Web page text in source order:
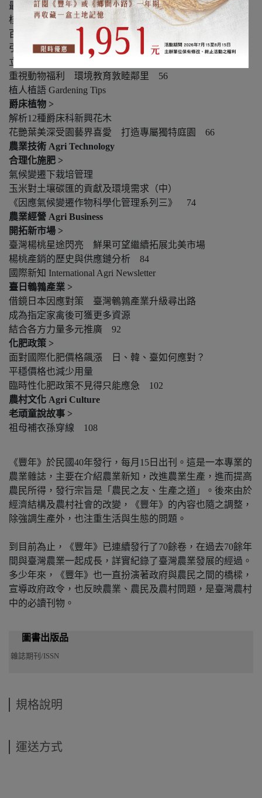
最高標準執行安全管制 信功從屠宰到加工嚴密控管
核心價值美味與衛生 豬肉產品布局東亞 44
百億基金助攻 楊梅毛豬產銷班設施智慧升級
引入環控建立管理SOP 省工又節能 50
立富畜牧場精準飼養轉戰產銷一條龍
重視動物福利 環境教育敦睦鄰里 56
植人植語 Gardening Tips
爵床植物 >
解析12種爵床科新興花木
花艷葉美深受園藝界喜愛 打造專屬獨特庭園 66
農業技術 Agri Technology
合理化施肥 >
氣候變遷下栽培管理
玉米對土壤碳匯的貢獻及環境需求（中）
《因應氣候變遷作物科學化管理系列三》 74
農業經營 Agri Business
開拓新市場 >
臺灣楊桃星途閃亮 鮮果可望繼續拓展北美市場
楊桃產銷的歷史與供應鏈分析 84
國際新知 International Agri Newsletter
臺日鵪鶉產業 >
借鏡日本因應對策 臺灣鵪鶉產業升級尋出路
成為指定家禽後可獲更多資源
結合各方力量多元推廣 92
化肥政策 >
面對國際化肥價格飆漲 日、韓、臺如何應對？
平穩價格也減少用量
臨時性化肥政策不見得只能應急 102
農村文化 Agri Culture
老頑童說故事 >
祖母補衣孫穿線 108
《豐年》於民國40年發行，每月15日出刊。這是一本專業的
農業雜誌，主要在介紹農業新知，改進農業生產，進而提高
農民所得，發行宗旨是「農民之友、生產之道」。後來由於
經濟結構及農村社會的改變，《豐年》的內容也隨之調整，
除強調生產外，也注重生活與生態的問題。
到目前為止，《豐年》已連續發行了70餘卷，在過去70餘年
間與臺灣農業一起成長，詳實紀錄了臺灣農業發展的經過。
多少年來，《豐年》也一直扮演著政府與農民之間的橋樑，
宣導政府政令，也反映農業、農民及農村問題，是臺灣農村
中的必讀刊物。
圖書出版品
雜誌期刊/ISSN
規格說明
運送方式